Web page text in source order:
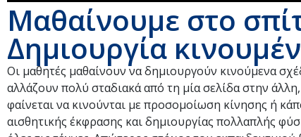
Μαθαίνουμε στο
Δημιουργία
Οι μαθητές μαθαίνουν να δημιουργούν κινούμενα
αλλάζουν πολύ σταδιακά από τη μία σελίδα στην
φαίνεται να κινούνται με προσομοίωση κίνησης ή
αισθητικής έκφρασης και δημιουργίας πολλαπλής